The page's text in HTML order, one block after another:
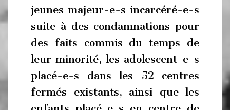
jeunes majeur-e-s incarcéré-e-s
suite à des condamnations pour
des faits commis du temps de
leur minorité, les adolescent-e-s
placé-e-s dans les 52 centres
fermés existants, ainsi que les